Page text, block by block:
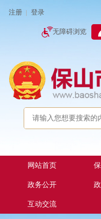
注册 登录
无障碍浏览
网站首页
政务公开
互动交流